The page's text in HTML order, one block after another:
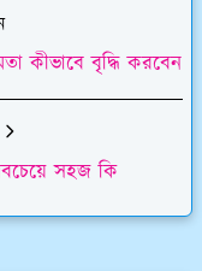
কীভাবে বৃদ্ধি করবেন
সহজ কি